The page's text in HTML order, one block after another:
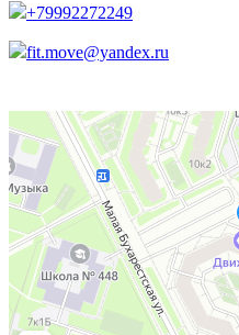
+79992272249
fit.move@yandex.ru